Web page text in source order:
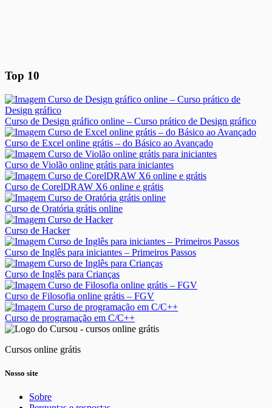
Top 10
Curso de Design gráfico online – Curso prático de Design gráfico
Curso de Excel online grátis – do Básico ao Avançado
Curso de Violão online grátis para iniciantes
Curso de CorelDRAW X6 online e grátis
Curso de Oratória grátis online
Curso de Hacker
Curso de Inglês para iniciantes – Primeiros Passos
Curso de Inglês para Crianças
Curso de Filosofia online grátis – FGV
Curso de programação em C/C++
Cursos online grátis
Nosso site
Sobre